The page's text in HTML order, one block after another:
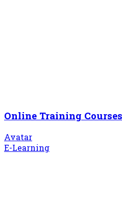
Online Training Courses
Avatar
E-Learning